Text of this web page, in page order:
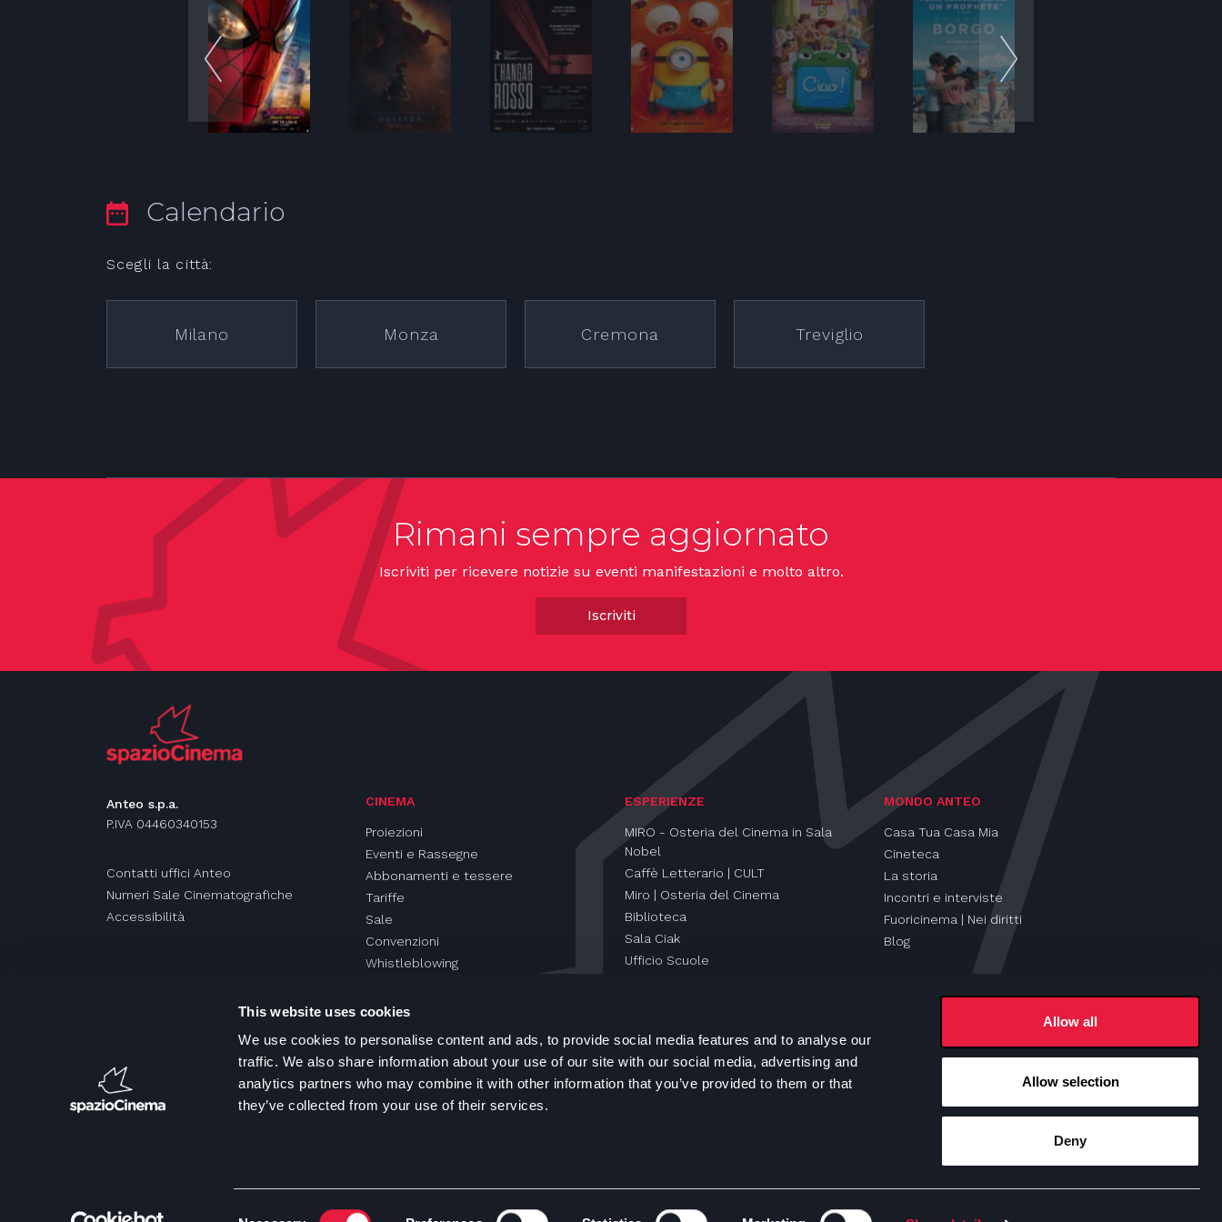
This website uses cookies
We use cookies to personalise content and ads, to provide social media features and to analyse our
traffic. We also share information about your use of our site with our social media, advertising and
analytics partners who may combine it with other information that you’ve provided to them or that
they’ve collected from your use of their services.
Allow all
Allow selection
Deny
Calendario
Scegli la città:
Milano Monza Cremona Treviglio
Rimani sempre aggiornato
Iscriviti per ricevere notizie su eventi manifestazioni e molto altro.
Iscriviti
Anteo s.p.a.
P.IVA 04460340153
Contatti uffici Anteo
Numeri Sale Cinematografiche
Accessibilità
CINEMA
Proiezioni
Eventi e Rassegne
Abbonamenti e tessere
Tariffe
Sale
Convenzioni
Whistleblowing
ESPERIENZE
MIRO - Osteria del Cinema in Sala
Nobel
Caffè Letterario | CULT
Miro | Osteria del Cinema
Biblioteca
Sala Ciak
Ufficio Scuole
MONDO ANTEO
Casa Tua Casa Mia
Cineteca
La storia
Incontri e interviste
Fuoricinema | Nei diritti
Blog